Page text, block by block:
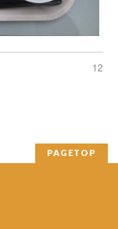
12
PAGETOP